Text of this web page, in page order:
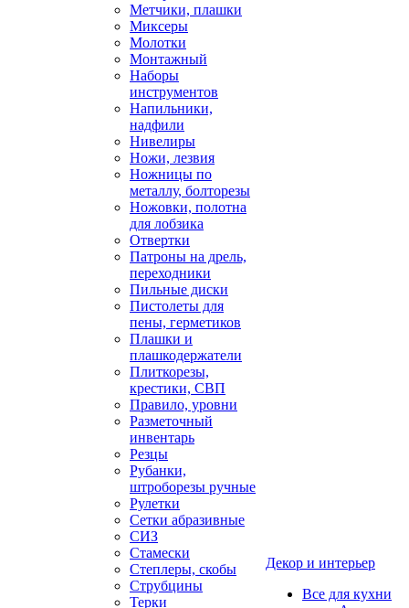
Метчики, плашки
Миксеры
Молотки
Монтажный
Наборы
инструментов
Напильники,
надфили
Нивелиры
Ножи, лезвия
Ножницы по
металлу, болторезы
Ножовки, полотна
для лобзика
Отвертки
Патроны на дрель,
переходники
Пильные диски
Пистолеты для
пены, герметиков
Плашки и
плашкодержатели
Плиткорезы,
крестики, СВП
Правило, уровни
Разметочный
инвентарь
Резцы
Рубанки,
штроборезы ручные
Рулетки
Сетки абразивные
СИЗ
Стамески
Степлеры, скобы
Струбцины
Терки
Декор и интерьер
Все для кухни